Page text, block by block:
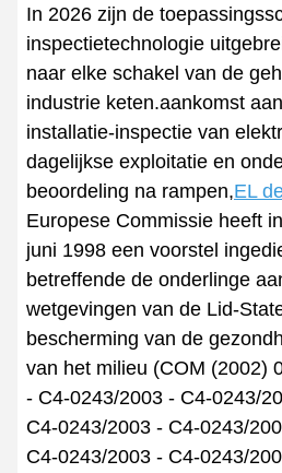
In 2026 zijn de
inspectietechnologie
naar elke schakel van de
industrie keten.aankomst
installatie-inspectie van
dagelijkse exploitatie en
beoordeling na rampen,EL
Europese Commissie heeft
juni 1998 een voorstel
betreffende de onderlinge
wetgevingen van de Lid-
bescherming van de
van het milieu (COM (2002)
- C4-0243/2003 - C4-0243/
C4-0243/2003 - C4-0243/
C4-0243/2003 - C4-0243/